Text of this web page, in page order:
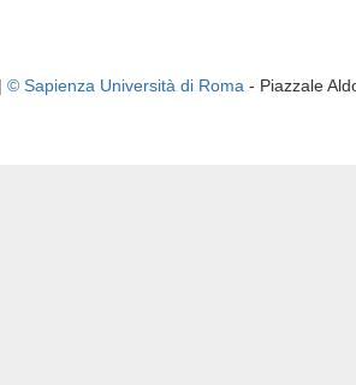
| © Sapienza Università di Roma - Piazzale